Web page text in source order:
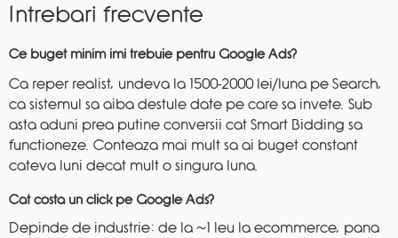
Intrebari frecvente
Ce buget minim imi trebuie pentru Google Ads?
Ca reper realist, undeva la 1500-2000 lei/luna pe Search,
ca sistemul sa aiba destule date pe care sa invete. Sub
asta aduni prea putine conversii cat Smart Bidding sa
functioneze. Conteaza mai mult sa ai buget constant
cateva luni decat mult o singura luna.
Cat costa un click pe Google Ads?
Depinde de industrie: de la ~1 leu la ecommerce, pana